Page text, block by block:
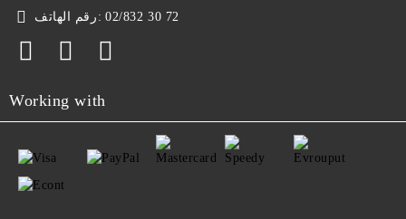
رقم الهاتف: 02/832 30 72
Working with